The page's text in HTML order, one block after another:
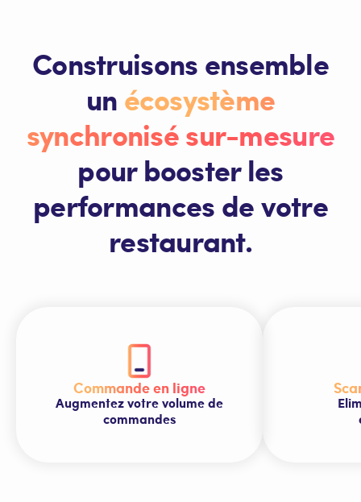
Construisons ensemble
unécosystème
synchronisé sur-mesure
pour booster les
performances de votre
restaurant.
Commande en ligne
Augmentez votre volume de
commandes